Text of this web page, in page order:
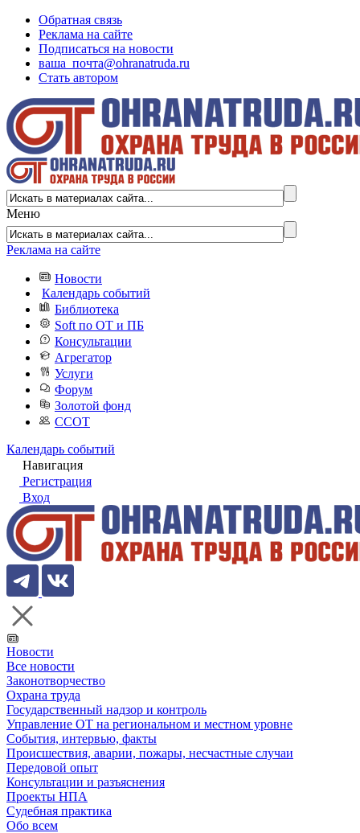
Обратная связь
Реклама на сайте
Подписаться на новости
ваша_почта@ohranatruda.ru
Стать автором
Меню
Реклама на сайте
Новости
Календарь событий
Библиотека
Soft по ОТ и ПБ
Консультации
Агрегатор
Услуги
Форум
Золотой фонд
ССОТ
Календарь событий
Навигация
Регистрация
Вход
Новости
Все новости
Законотворчество
Охрана труда
Государственный надзор и контроль
Управление ОТ на региональном и местном уровне
События, интервью, факты
Происшествия, аварии, пожары, несчастные случаи
Передовой опыт
Консультации и разъяснения
Проекты НПА
Судебная практика
Обо всем